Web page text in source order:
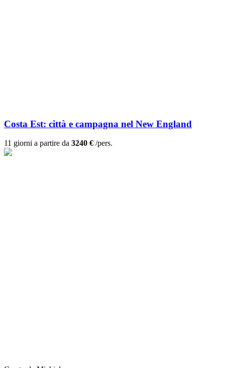
Costa Est: città e campagna nel New England
11 giorni a partire da 3240 € /pers.